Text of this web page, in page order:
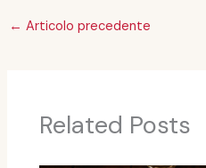
← Articolo precedente
Related Posts